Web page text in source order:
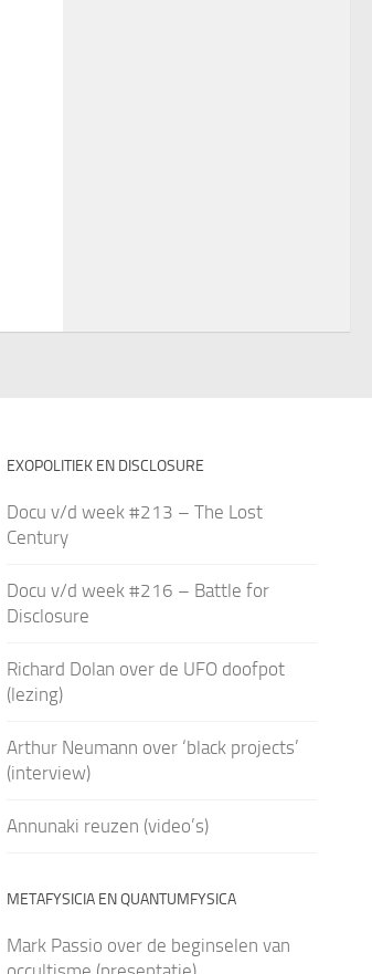
EXOPOLITIEK EN DISCLOSURE
Docu v/d week #213 – The Lost
Century
Docu v/d week #216 – Battle for
Disclosure
Richard Dolan over de UFO doofpot
(lezing)
Arthur Neumann over ‘black projects’
(interview)
Annunaki reuzen (video’s)
METAFYSICIA EN QUANTUMFYSICA
Mark Passio over de beginselen van